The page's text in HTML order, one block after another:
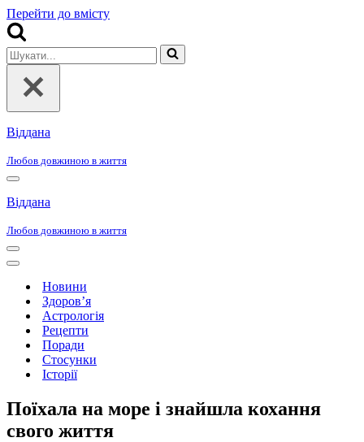
Перейти до вмісту
Шукати...
Віддана
Любов довжиною в життя
Меню
навігації
Віддана
Любов довжиною в життя
Меню
навігації
Меню
навігаціїНовини
Здоров’я
Астрологія
Рецепти
Поради
Стосунки
Історії
Поїхала на море і знайшла кохання
свого життя